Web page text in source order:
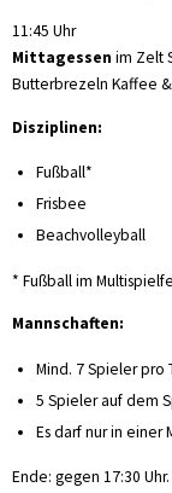
11:45 Uhr
Mittagessen im Zelt
Butterbrezeln Kaffee
Disziplinen:
Fußball*
Frisbee
Beachvolleyball
* Fußball im
Mannschaften:
Mind. 7 Spieler pro
5 Spieler auf dem
Es darf nur in einer
Ende: gegen 17:30 Uhr.